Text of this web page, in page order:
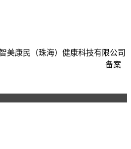
美康民（珠海）健康科技有限公司
备案